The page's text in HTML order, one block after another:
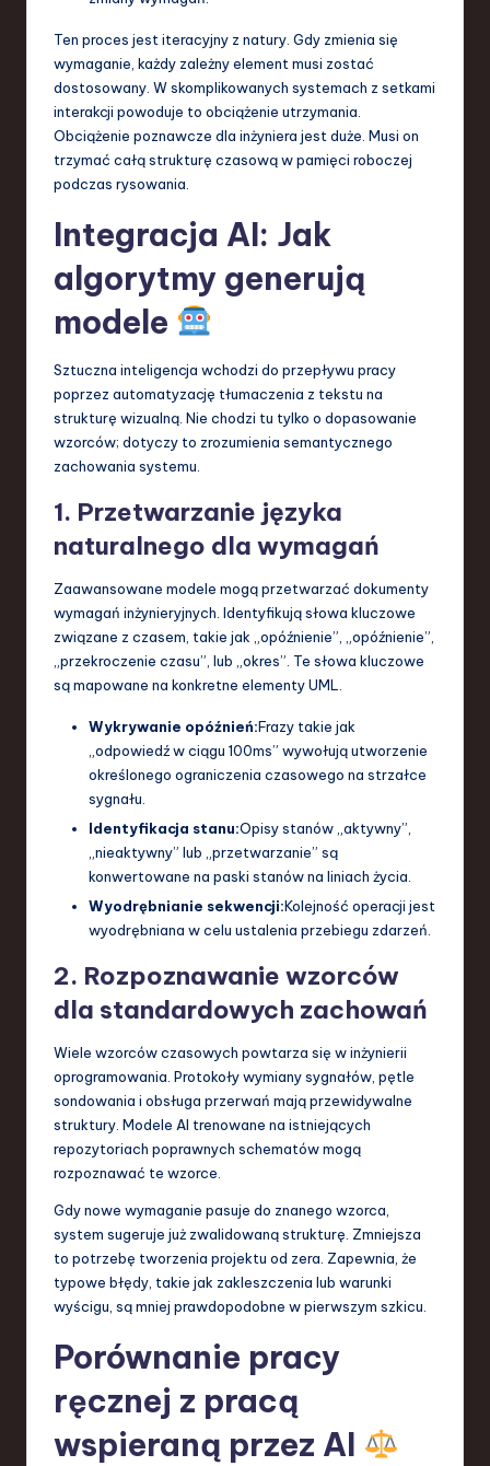
Ten proces jest iteracyjny z natury. Gdy zmienia się
wymaganie, każdy zależny element musi zostać
dostosowany. W skomplikowanych systemach z setkami
interakcji powoduje to obciążenie utrzymania.
Obciążenie poznawcze dla inżyniera jest duże. Musi on
trzymać całą strukturę czasową w pamięci roboczej
podczas rysowania.
Integracja AI: Jak
algorytmy generują
modele
Sztuczna inteligencja wchodzi do przepływu pracy
poprzez automatyzację tłumaczenia z tekstu na
strukturę wizualną. Nie chodzi tu tylko o dopasowanie
wzorców; dotyczy to zrozumienia semantycznego
zachowania systemu.
1. Przetwarzanie języka
naturalnego dla wymagań
Zaawansowane modele mogą przetwarzać dokumenty
wymagań inżynieryjnych. Identyfikują słowa kluczowe
związane z czasem, takie jak „opóźnienie”, „opóźnienie”,
„przekroczenie czasu”, lub „okres”. Te słowa kluczowe
są mapowane na konkretne elementy UML.
Wykrywanie opóźnień:Frazy takie jak
„odpowiedź w ciągu 100ms” wywołują utworzenie
określonego ograniczenia czasowego na strzałce
sygnału.
Identyfikacja stanu:Opisy stanów „aktywny”,
„nieaktywny” lub „przetwarzanie” są
konwertowane na paski stanów na liniach życia.
Wyodrębnianie sekwencji:Kolejność operacji jest
wyodrębniana w celu ustalenia przebiegu zdarzeń.
2. Rozpoznawanie wzorców
dla standardowych zachowań
Wiele wzorców czasowych powtarza się w inżynierii
oprogramowania. Protokoły wymiany sygnałów, pętle
sondowania i obsługa przerwań mają przewidywalne
struktury. Modele AI trenowane na istniejących
repozytoriach poprawnych schematów mogą
rozpoznawać te wzorce.
Gdy nowe wymaganie pasuje do znanego wzorca,
system sugeruje już zwalidowaną strukturę. Zmniejsza
to potrzebę tworzenia projektu od zera. Zapewnia, że
typowe błędy, takie jak zakleszczenia lub warunki
wyścigu, są mniej prawdopodobne w pierwszym szkicu.
Porównanie pracy
ręcznej z pracą
wspieraną przez AI